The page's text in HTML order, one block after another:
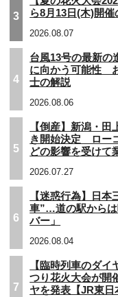
3
ら8月13日(木)開
2026.08.07
4
台風13号の最新の
に向かう可能性
士の解説
2026.08.06
5
【倒産】新潟・
き開始決定 ロー
どの影響を受け
2026.07.27
6
【迷惑行為】日
車”…道の駅から
バー」
2026.08.04
7
【臨時列車のダイ
つり花火大会が開
ヤを発表【JR東日